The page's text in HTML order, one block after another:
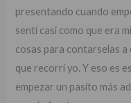
presentando cuando
sentí casi como que era
cosas para contarselas
que recorrí yo. Y eso es
empezar un pasito más